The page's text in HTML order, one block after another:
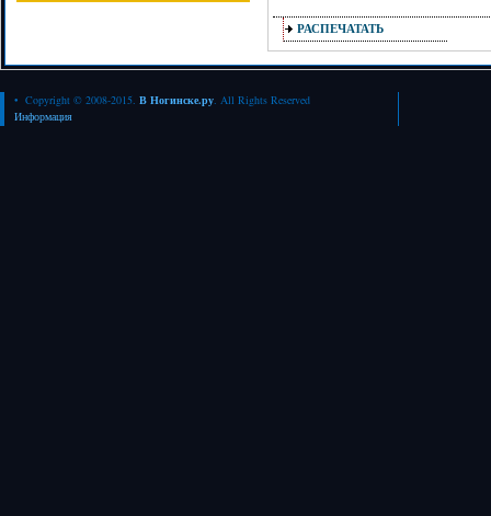
РАСПЕЧАТАТЬ
• Copyright © 2008-2015. В Ногинске.ру. All Rights Reserved
Информация